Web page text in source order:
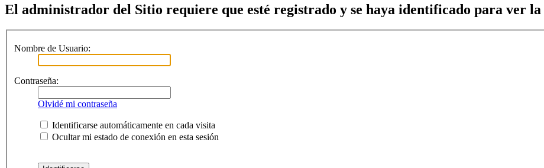
El administrador del Sitio requiere que esté registrado y se haya identificado para ver
Nombre de Usuario:
Contraseña:
Olvidé mi contraseña
Identificarse automáticamente en cada visita
Ocultar mi estado de conexión en esta sesión